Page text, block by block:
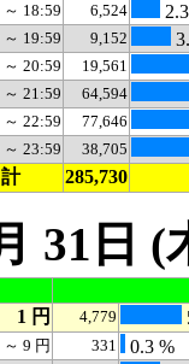
～ 18:59 6,524
～ 19:59 9,152
20:59
19,561
21:59
64,594
22:59
77,646
23:59
38,705
計 285,730
31日
1 円 4,779
～ 9 円 331 0.3 %